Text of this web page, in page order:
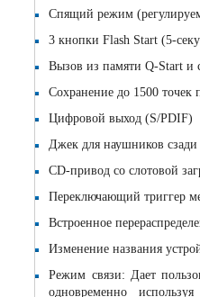
Спящий режим
3 кнопки Flash Start (5-
Вызов из памяти Q-Start и
Сохранение до 1500 точек
Цифровой выход (S/PDIF)
Джек для наушников сзади
CD-привод со слотовой
Переключающий триггер
Встроенное
Изменение названия
Режим связи: Дает
одновременно